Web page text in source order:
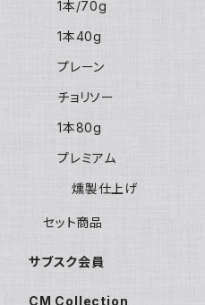
1本/70g
1本40g
プレーン
チョリソー
1本80g
プレミアム
燻製仕上げ
セット商品
サブスク会員
CM Collection